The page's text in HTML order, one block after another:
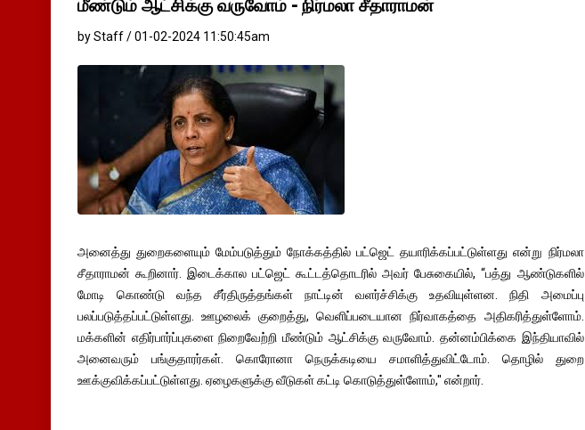
மீண்டும் ஆட்சிக்கு வருவோம் - நிர்மலா சீதாராமன்
by Staff / 01-02-2024 11:50:45am
அனைத்து துறைகளையும் மேம்படுத்தும் நோக்கத்தில் பட்ஜெட் தயாரிக்கப்பட்டுள்ளது என்று நிர்மலா
சீதாராமன் கூறினார். இடைக்கால பட்ஜெட் கூட்டத்தொடரில் அவர் பேசுகையில், “பத்து ஆண்டுகளில்
மோடி கொண்டு வந்த சீர்திருத்தங்கள் நாட்டின் வளர்ச்சிக்கு உதவியுள்ளன. நிதி அமைப்பு
பலப்படுத்தப்பட்டுள்ளது. ஊழலைக் குறைத்து, வெளிப்படையான நிர்வாகத்தை அதிகரித்துள்ளோம்.
மக்களின் எதிர்பார்ப்புகளை நிறைவேற்றி மீண்டும் ஆட்சிக்கு வருவோம். தன்னம்பிக்கை இந்தியாவில்
அனைவரும் பங்குதாரர்கள். கொரோனா நெருக்கடியை சமாளித்துவிட்டோம். தொழில் துறை
ஊக்குவிக்கப்பட்டுள்ளது. ஏழைகளுக்கு வீடுகள் கட்டி கொடுத்துள்ளோம்,'' என்றார்.